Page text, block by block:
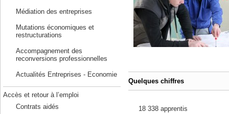
Médiation des entreprises
Mutations économiques et
restructurations
Accompagnement des
reconversions professionnelles
Actualités Entreprises - Economie
Accès et retour à l’emploi
Contrats aidés
Quelques chiffres
18 338 apprentis